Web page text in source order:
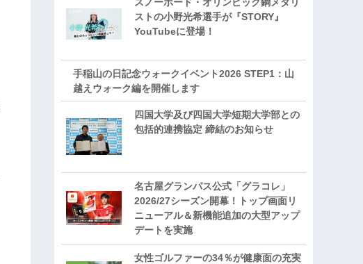
ストの小野光希選手が『STORY』
YouTubeに登場！
手稲山の日記念ウォークイベント2026 STEP1：山
越えウォーク編を開催します
四国大学及び四国大学短期大学部との
包括的連携協定 締結のお知らせ
名古屋グランパス公式「グラコレ」
2026/27シーズン開幕！トップ画面リ
ニューアル＆新機能追加の大型アップ
デートを実施
女性ゴルファーの34％が健康面の充実